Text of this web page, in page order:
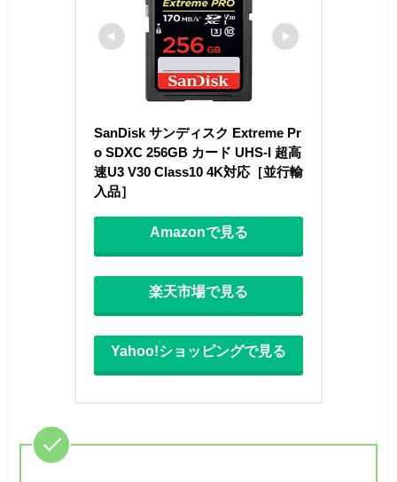
SanDisk サンディスク Extreme Pr
o SDXC 256GB カード UHS-I 超高
速U3 V30 Class10 4K対応［並行輸
入品］
Amazonで見る
楽天市場で見る
Yahoo!ショッピングで見る